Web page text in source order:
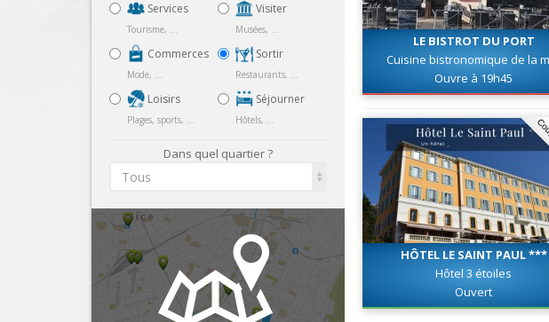
Services
Tourisme, ...
Commerces
Mode, ...
Loisirs
Plages, sports, ...
Visiter
Musées, ...
Sortir
Restaurants, ...
Séjourner
Hôtels, ...
Dans quel quartier ?
Tous
LE BISTROT DU PORT
Cuisine bistronomique de la
Ouvre à 19h45
HÔTEL LE SAINT PAUL ***
Hôtel 3 étoiles
Ouvert